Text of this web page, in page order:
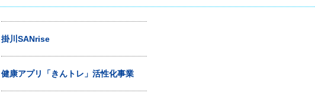
掛川SANrise
健康アプリ「きんトレ」活性化事業